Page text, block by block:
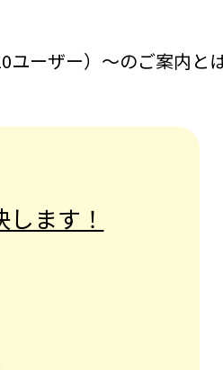
ユーザー）～のご案内と
ます！